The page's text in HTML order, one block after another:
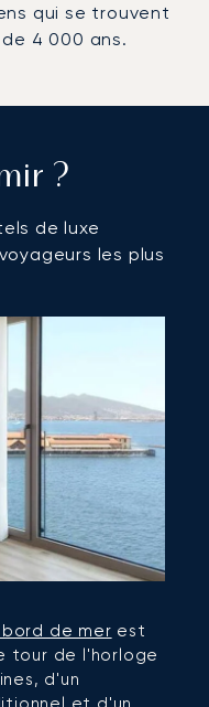
qui se trouvent
4 000 ans.
?
de luxe
les plus
de mer est
tour de l'horloge
d'un